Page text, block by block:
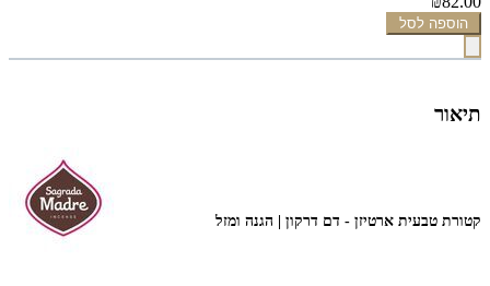
הוספה לסל
תיאור
קטורת טבעית ארטיזן - דם דרקון | הגנה ומזל